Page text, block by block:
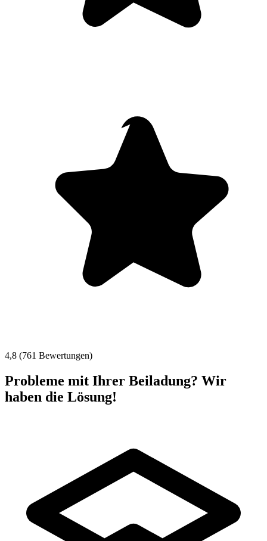
4,8 (761 Bewertungen)
Probleme mit Ihrer Beiladung? Wir
haben die Lösung!